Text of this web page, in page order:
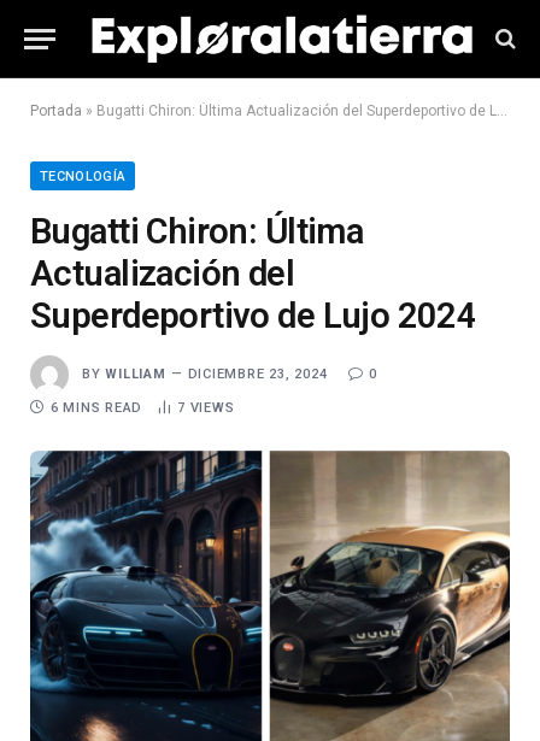
Portada » Bugatti Chiron: Última Actualización del Superdeportivo de Lujo 2024
TECNOLOGÍA
Bugatti Chiron: Última
Actualización del
Superdeportivo de Lujo 2024
BY WILLIAM DICIEMBRE 23, 2024 0
6 MINS READ 7 VIEWS